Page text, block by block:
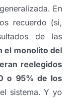
En
recuerdo (si,
de las
el monolito del
reelegidos
o 95% de los
sistema. Y yo